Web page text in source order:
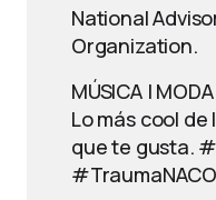
National
Organization.
MÚSICA |
Lo más cool
que te gusta.
#TraumaNACO